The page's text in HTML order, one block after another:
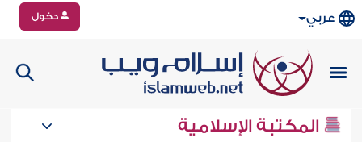
عربي دخول
المكتبة الإسلامية